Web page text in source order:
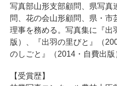
写真部山形支部顧問、県写真
問、花の会山形顧問、県・市
理事を務める。写真集に『出
版）、『出羽の里びと』（
のしごと』（2014・自費出版
【受賞歴】